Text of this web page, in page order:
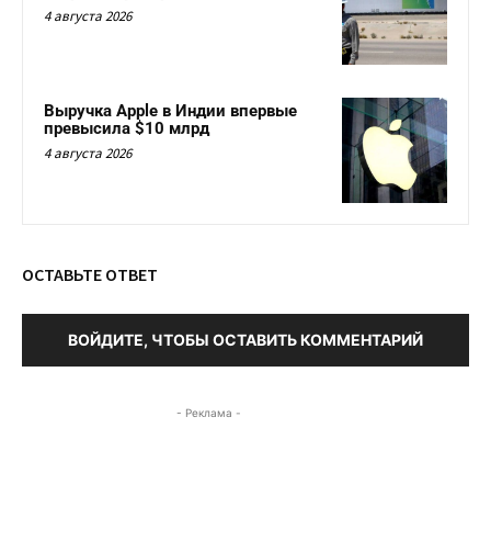
4 августа 2026
Выручка Apple в Индии впервые
превысила $10 млрд
4 августа 2026
ОСТАВЬТЕ ОТВЕТ
ВОЙДИТЕ, ЧТОБЫ ОСТАВИТЬ КОММЕНТАРИЙ
- Реклама -